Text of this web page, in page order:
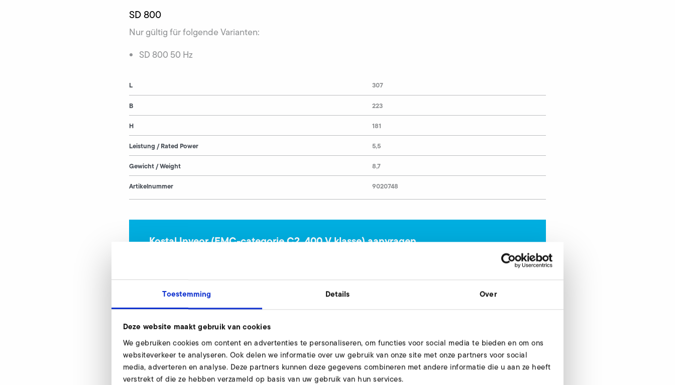
Toestemming Details Over
Deze website maakt gebruik van cookies
We gebruiken cookies om content en advertenties te personaliseren, om functies voor social media te bieden en om ons
websiteverkeer te analyseren. Ook delen we informatie over uw gebruik van onze site met onze partners voor social
media, adverteren en analyse. Deze partners kunnen deze gegevens combineren met andere informatie die u aan ze heeft
verstrekt of die ze hebben verzameld op basis van uw gebruik van hun services.
SD 800
Nur gültig für folgende Varianten:
SD 800 50 Hz
L
B
H
Leistung / Rated Power
Gewicht / Weight
Artikelnummer
307
223
181
5,5
8,7
9020748
Kostal Inveor (EMC-categorie C2, 400 V klasse) aanvragen
Nu aanvragen
Kostal Inveor (EMC-categorie C2, 400 V klasse)